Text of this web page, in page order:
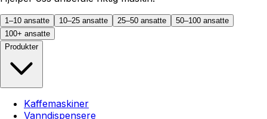
1–10 ansatte 10–25 ansatte 25–50 ansatte
50–100 ansatte
100+ ansatte
Produkter
Kaffemaskiner
Vanndispensere